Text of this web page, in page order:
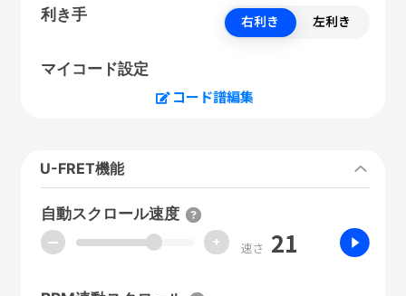
利き手 右利き 左利き
マイコード設定
コード譜編集
U-FRET機能
自動スクロール速度
ー + 速さ 21